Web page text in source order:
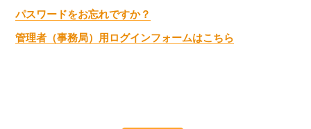
パスワードをお忘れですか？
管理者（事務局）用ログインフォームはこちら